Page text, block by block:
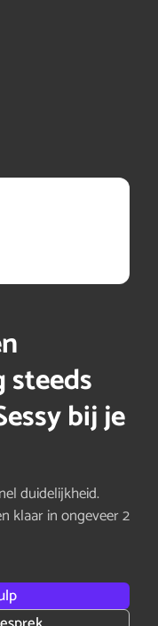
steeds
bij je
duidelijkheid.
klaar in ongeveer 2